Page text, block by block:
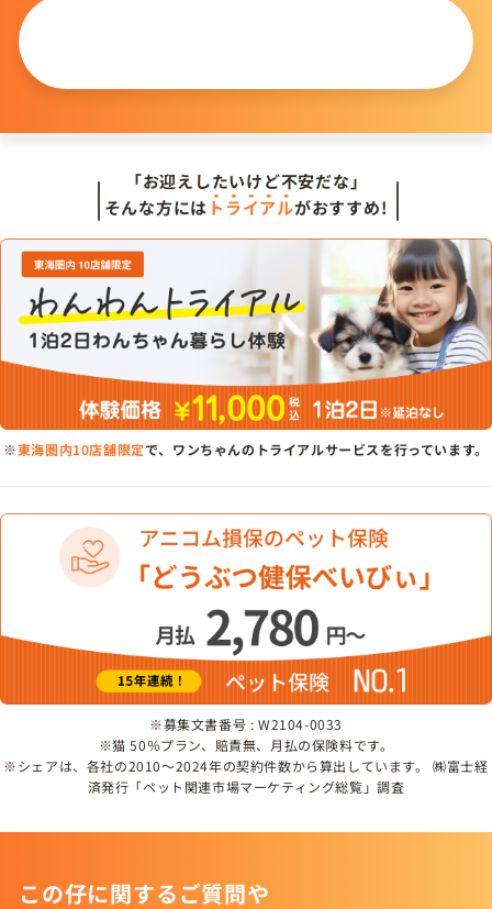
「お迎えしたいけど不安だな」
そんな方には トライアルがおすすめ!
※東海圏内10店舗限定で、ワンちゃんのトライアルサービスを行っています。
※募集文書番号 : W2104-0033
※猫 50％プラン、賠責無、月払の保険料です。
※シェアは、各社の2010～2024年の契約件数から算出しています。 ㈱富士経
済発行「ペット関連市場マーケティング総覧」調査
この仔に関するご質問や